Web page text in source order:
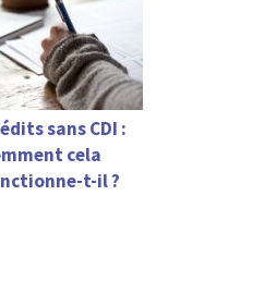
sans CDI :
cela
t-il ?